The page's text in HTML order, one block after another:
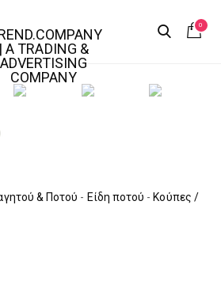
0
& Ποτού - Είδη ποτού - Κούπες /